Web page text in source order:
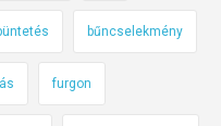
bűncselekmény
furgon